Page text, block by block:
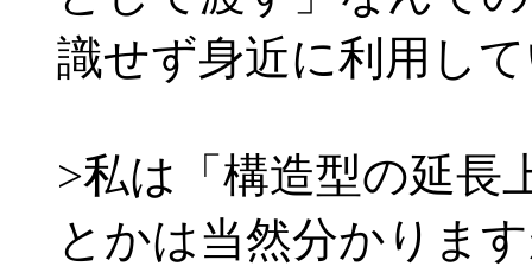
識せず身近に利用し
>私は「構造型の延長
とかは当然分かりま